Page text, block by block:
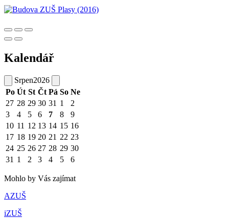
Kalendář
Srpen2026
Po Út St Čt Pá So Ne
27 28 29 30 31 1
2
3
4 5 6 7 8
9
10 11 12 13 14 15 16
17 18 19 20 21 22 23
24 25 26 27 28 29 30
31 1 2 3 4 5 6
Mohlo by Vás zajímat
AZUŠ
iZUŠ